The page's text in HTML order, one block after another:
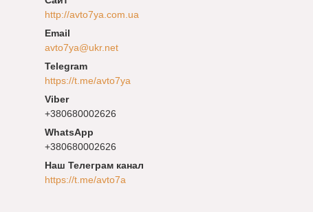
http://avto7ya.com.ua
avto7ya@ukr.net
https://t.me/avto7ya
+380680002626
+380680002626
Наш Телеграм канал
https://t.me/avto7a